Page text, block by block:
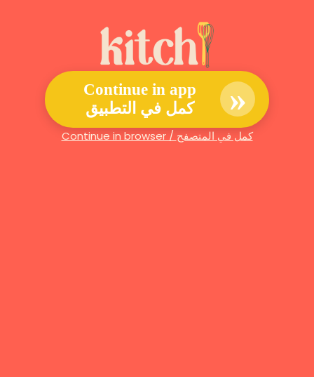
Continue in app
كمل في التطبيق
»
Continue in browser / كمل في المتصفح